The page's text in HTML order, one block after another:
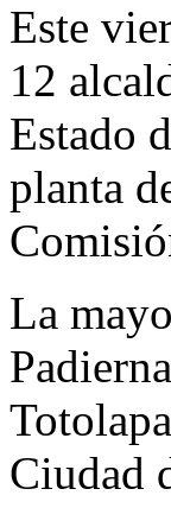
Este
12
Estado
planta
La
Ciudad